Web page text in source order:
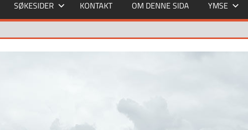
SØKESIDER KONTAKT OM DENNE SIDA YMSE